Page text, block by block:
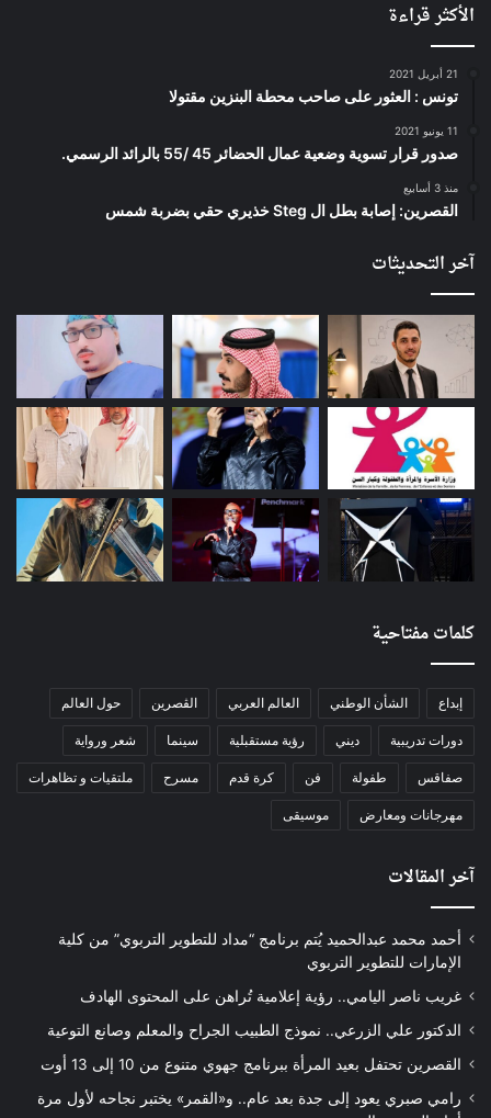
الأكثر قراءة
21 أبريل 2021
تونس : العثور على صاحب محطة البنزين مقتولا
11 يونيو 2021
صدور قرار تسوية وضعية عمال الحضائر 45 /55 بالرائد الرسمي.
منذ 3 أسابيع
القصرين: إصابة بطل ال Steg خذيري حقي بضربة شمس
آخر التحديثات
كلمات مفتاحية
إبداع الشأن الوطني العالم العربي الڨصرين حول العالم
دورات تدريبية ديني رؤية مستقبلية سينما شعر ورواية
صفاقس طفولة فن كرة قدم مسرح ملتقيات و تظاهرات
مهرجانات ومعارض موسيقى
آخر المقالات
أحمد محمد عبدالحميد يُتم برنامج “مداد للتطوير التربوي” من كلية
الإمارات للتطوير التربوي
غريب ناصر اليامي.. رؤية إعلامية تُراهن على المحتوى الهادف
الدكتور علي الزرعي.. نموذج الطبيب الجراح والمعلم وصانع التوعية
القصرين تحتفل بعيد المرأة ببرنامج جهوي متنوع من 10 إلى 13 أوت
رامي صبري يعود إلى جدة بعد عام.. و«القمر» يختبر نجاحه لأول مرة